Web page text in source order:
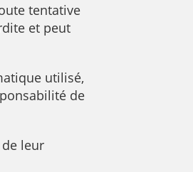
tentative
et peut
utilisé,
de
de leur